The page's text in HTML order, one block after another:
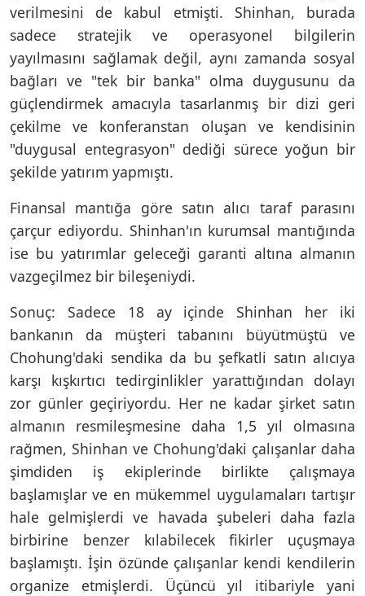
verilmesini de kabul etmişti. Shinhan, burada
sadece stratejik ve operasyonel bilgilerin
yayılmasını sağlamak değil, aynı zamanda sosyal
bağları ve "tek bir banka" olma duygusunu da
güçlendirmek amacıyla tasarlanmış bir dizi geri
çekilme ve konferanstan oluşan ve kendisinin
"duygusal entegrasyon" dediği sürece yoğun bir
şekilde yatırım yapmıştı.
Finansal mantığa göre satın alıcı taraf parasını
çarçur ediyordu. Shinhan'ın kurumsal mantığında
ise bu yatırımlar geleceği garanti altına almanın
vazgeçilmez bir bileşeniydi.
Sonuç: Sadece 18 ay içinde Shinhan her iki
bankanın da müşteri tabanını büyütmüştü ve
Chohung'daki sendika da bu şefkatli satın alıcıya
karşı kışkırtıcı tedirginlikler yarattığından dolayı
zor günler geçiriyordu. Her ne kadar şirket satın
almanın resmileşmesine daha 1,5 yıl olmasına
rağmen, Shinhan ve Chohung'daki çalışanlar daha
şimdiden iş ekiplerinde birlikte çalışmaya
başlamışlar ve en mükemmel uygulamaları tartışır
hale gelmişlerdi ve havada şubeleri daha fazla
birbirine benzer kılabilecek fikirler uçuşmaya
başlamıştı. İşin özünde çalışanlar kendi kendilerin
organize etmişlerdi. Üçüncü yıl itibariyle yani